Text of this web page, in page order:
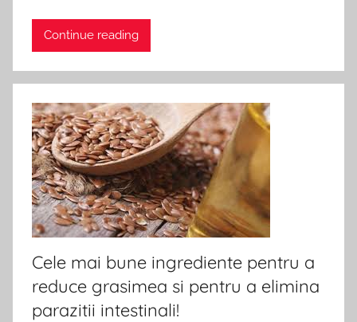
Continue reading
Cele mai bune ingrediente pentru a
reduce grasimea si pentru a elimina
parazitii intestinali!